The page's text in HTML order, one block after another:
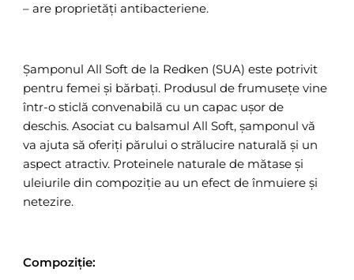
– are proprietăți antibacteriene.
Șamponul All Soft de la Redken (SUA) este potrivit
pentru femei și bărbați. Produsul de frumusețe vine
într-o sticlă convenabilă cu un capac ușor de
deschis. Asociat cu balsamul All Soft, șamponul vă
va ajuta să oferiți părului o strălucire naturală și un
aspect atractiv. Proteinele naturale de mătase și
uleiurile din compoziție au un efect de înmuiere și
netezire.
Compoziție: